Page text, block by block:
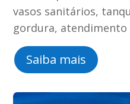
vasos sanitários,
gordura,
Saiba mais